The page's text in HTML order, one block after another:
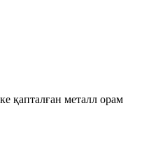
қапталған металл орам